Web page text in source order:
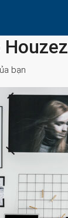
Search
Houzez
bạn